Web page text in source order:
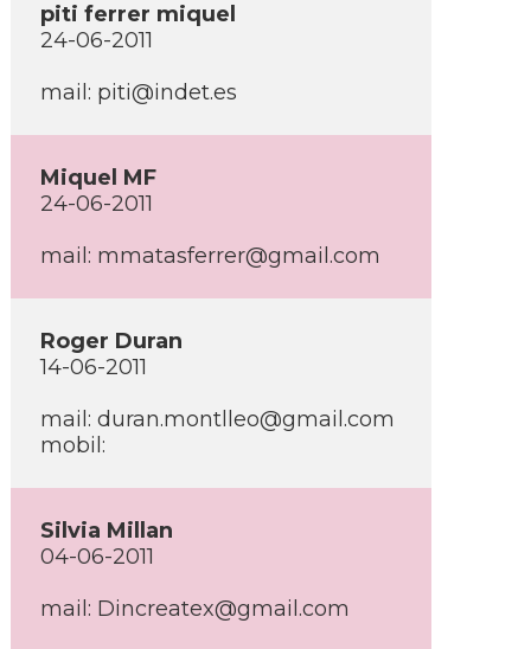
piti ferrer miquel
24-06-2011
mail: piti@indet.es
Miquel MF
24-06-2011
mail: mmatasferrer@gmail.com
Roger Duran
14-06-2011
mail: duran.montlleo@gmail.com
mobil:
Silvia Millan
04-06-2011
mail: Dincreatex@gmail.com